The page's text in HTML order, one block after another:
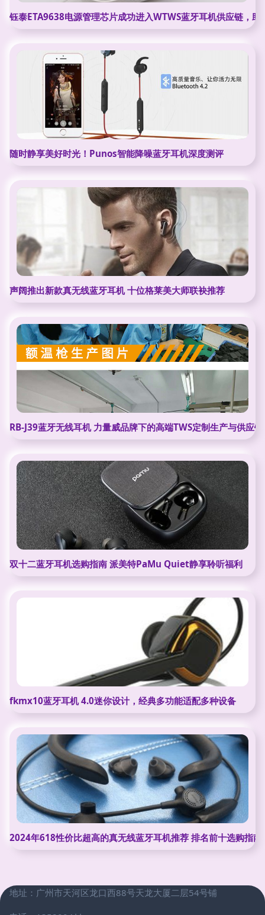
钰泰ETA9638电源管理芯片成功进入WTWS蓝牙耳机供应链，助
随时静享美好时光！Punos智能降噪蓝牙耳机深度测评
声阔推出新款真无线蓝牙耳机 十位格莱美大师联袂推荐
RB-J39蓝牙无线耳机 力量威品牌下的高端TWS定制生产与供应
双十二蓝牙耳机选购指南 派美特PaMu Quiet静享聆听福利
fkmx10蓝牙耳机 4.0迷你设计，经典多功能适配多种设备
2024年618性价比超高的真无线蓝牙耳机推荐 排名前十选购指南
地址：广州市天河区龙口西88号天龙大厦二层54号铺